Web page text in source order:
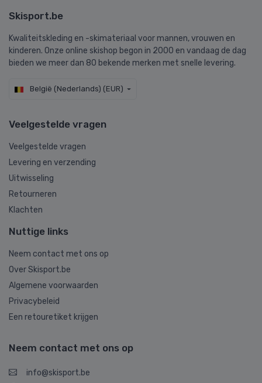
Skisport.be
Kwaliteitskleding en -skimateriaal voor mannen, vrouwen en
kinderen. Onze online skishop begon in 2000 en vandaag de dag
bieden we meer dan 80 bekende merken met snelle levering.
België (Nederlands) (EUR)
Veelgestelde vragen
Veelgestelde vragen
Levering en verzending
Uitwisseling
Retourneren
Klachten
Nuttige links
Neem contact met ons op
Over Skisport.be
Algemene voorwaarden
Privacybeleid
Een retouretiket krijgen
Neem contact met ons op
info@skisport.be